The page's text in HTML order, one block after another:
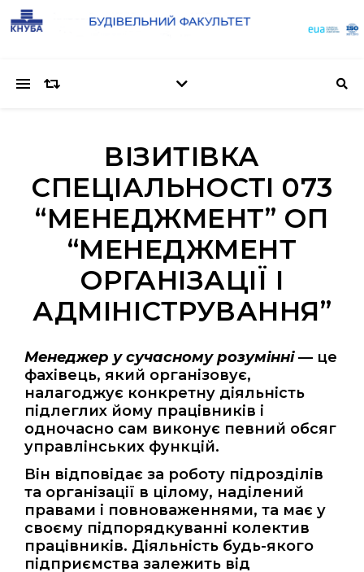
ВІЗИТІВКА
СПЕЦІАЛЬНОСТІ 073
“МЕНЕДЖМЕНТ” ОП
“МЕНЕДЖМЕНТ
ОРГАНІЗАЦІЇ І
АДМІНІСТРУВАННЯ”
Менеджер у сучасному розумінні — це
фахівець, який організовує,
налагоджує конкретну діяльність
підлеглих йому працівників і
одночасно сам виконує певний обсяг
управлінських функцій.
Він відповідає за роботу підрозділів
та організації в цілому, наділений
правами і повноваженнями, та має у
своєму підпорядкуванні колектив
працівників. Діяльність будь-якого
підприємства залежить від